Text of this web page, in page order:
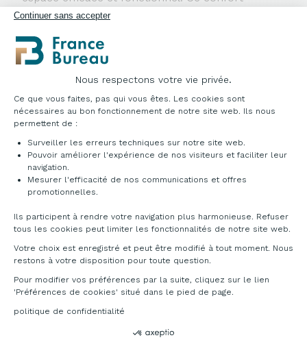
Continuer sans accepter
Nous respectons votre vie privée.
Plateforme de Gestion du Consentement :
Ce que vous faites, pas qui vous êtes. Les cookies sont
nécessaires au bon fonctionnement de notre site web. Ils nous
permettent de :
Surveiller les erreurs techniques sur notre site web.
Pouvoir améliorer l'expérience de nos visiteurs et faciliter leur
navigation.
Mesurer l'efficacité de nos communications et offres
promotionnelles.
Ils participent à rendre votre navigation plus harmonieuse. Refuser
tous les cookies peut limiter les fonctionnalités de notre site web.
Votre choix est enregistré et peut être modifié à tout moment. Nous
restons à votre disposition pour toute question.
Pour modifier vos préférences par la suite, cliquez sur le lien
'Préférences de cookies' situé dans le pied de page.
politique de confidentialité
Axeptio consent
favorise une meilleure concentration, réduit les
risques de fatigue au travail, les tensions
musculaires et le bien-être général. Offrez à vos
collaborateurs un poste de travail qui allie
design fonctionnel
POLYVALENCE POUR DIVERS
ÉQUIPEMENTS
Avec sa surface généreuse, ce bureau peut
accueillir plusieurs équipements, pour avoir à
portée de main tout ce dont vous avez besoin
comme un ordinateur, des écrans, vos fournitures
de bureau, une imprimante ou des classeurs. Il est
parfait pour les professionnels qui jonglent entre
différentes tâches.
En résumé, le bureau d’angle combine
fonctionnalité et praticité, rendant votre espace
de travail plus agréable et performant.
LES CRITÈRES POUR BIEN CHOISIR SON